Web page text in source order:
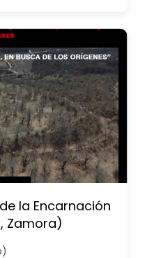
la Encarnación
Zamora)